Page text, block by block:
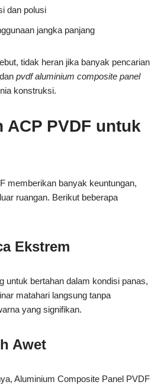
dan polusi
jangka panjang
tidak heran jika banyak pencarian
dan pvdf aluminium composite panel
konstruksi.
ACP PVDF untuk
memberikan banyak keuntungan,
ruangan. Berikut beberapa
Ekstrem
untuk bertahan dalam kondisi panas,
matahari langsung tanpa
yang signifikan.
Awet
Aluminium Composite Panel PVDF